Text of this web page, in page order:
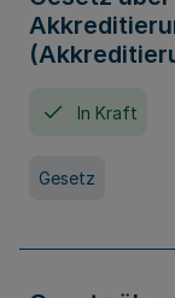
In Kraft
Gesetz